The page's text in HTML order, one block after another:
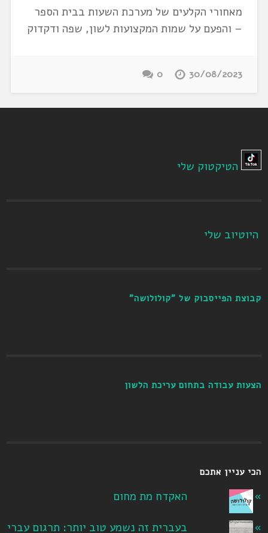
מאחורי הקלעים של מערכת השעות בבית הספר
– והפעם על שמות המקצועות לשון, שפה ודקדוק
30/08/2023
0
הטיקטוק שלי
היוטיוב שלי
קבוצת הפייסבוק של "קולולושה"
הצעות עבודה בתחום עריכת הלשון
הכי עניין אתכם
האקדח מת מחום
בעברית זה נשמע טוב יותר: תרגום עברי